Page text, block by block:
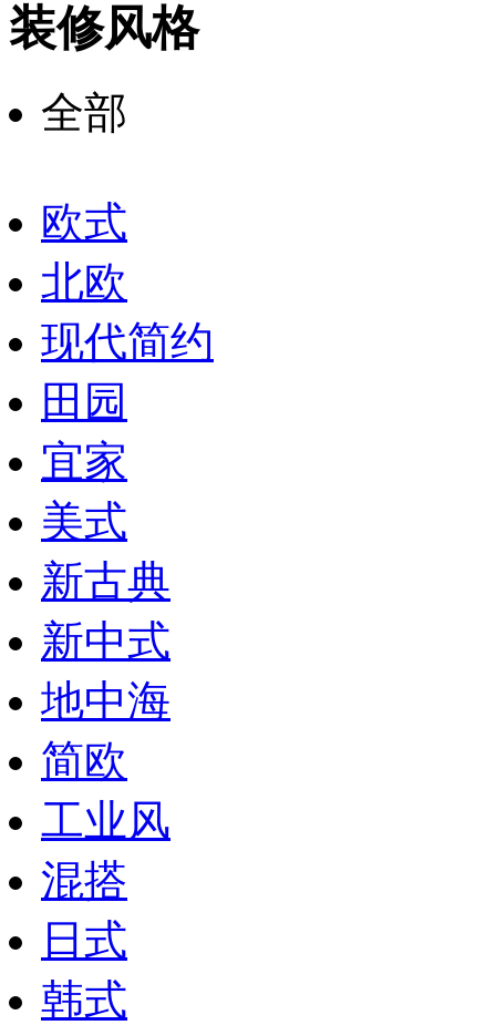
装修风格
全部
欧式
北欧
现代简约
田园
宜家
美式
新古典
新中式
地中海
简欧
工业风
混搭
日式
韩式